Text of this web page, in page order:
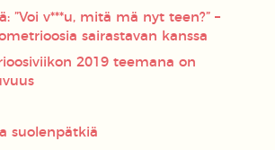
”Voi v***u, mitä mä nyt teen?” –
sairastavan kanssa
2019 teemana on
suolenpätkiä